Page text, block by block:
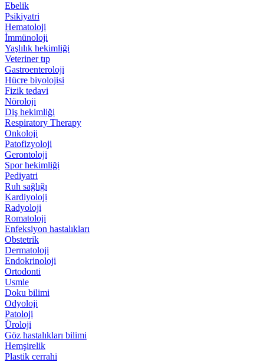
Ebelik
Psikiyatri
Hematoloji
İmmünoloji
Yaşlılık hekimliği
Veteriner tıp
Gastroenteroloji
Hücre biyolojisi
Fizik tedavi
Nöroloji
Diş hekimliği
Respiratory Therapy
Onkoloji
Patofizyoloji
Gerontoloji
Spor hekimliği
Pediyatri
Ruh sağlığı
Kardiyoloji
Radyoloji
Romatoloji
Enfeksiyon hastalıkları
Obstetrik
Dermatoloji
Endokrinoloji
Ortodonti
Usmle
Doku bilimi
Odyoloji
Patoloji
Üroloji
Göz hastalıkları bilimi
Hemşirelik
Plastik cerrahi